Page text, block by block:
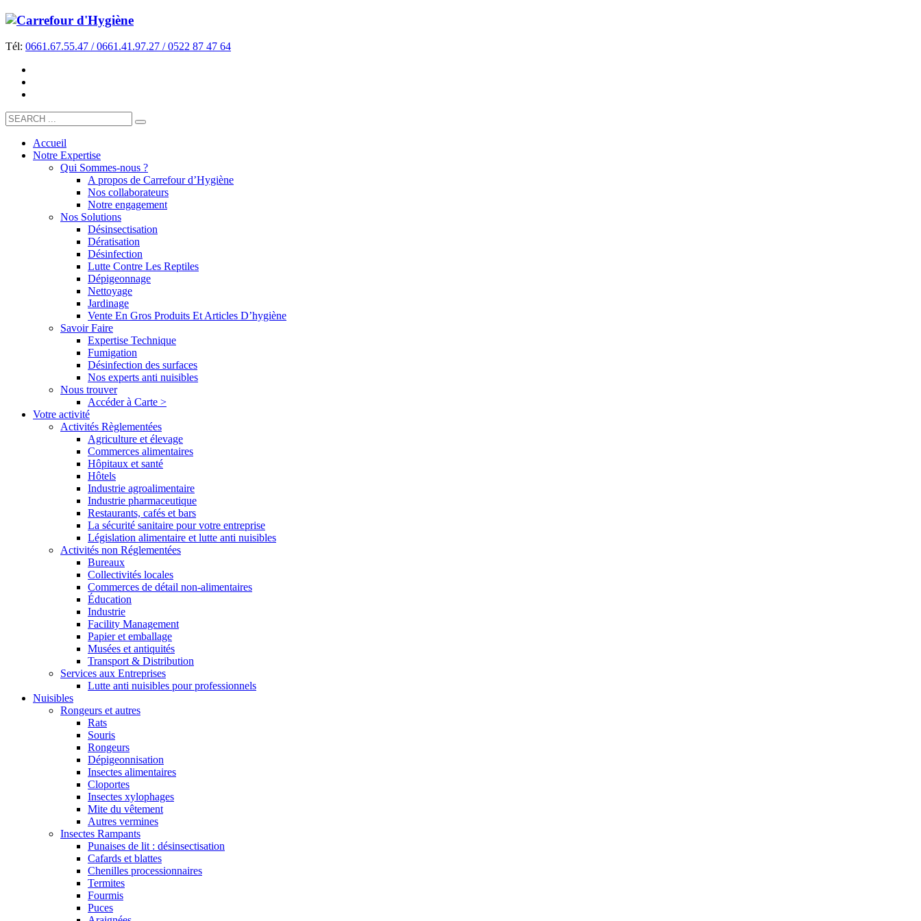
Tél: 0661.67.55.47 / 0661.41.97.27 / 0522 87 47 64
Accueil
Notre Expertise
Qui Sommes-nous ?
A propos de Carrefour d’Hygiène
Nos collaborateurs
Notre engagement
Nos Solutions
Désinsectisation
Dératisation
Désinfection
Lutte Contre Les Reptiles
Dépigeonnage
Nettoyage
Jardinage
Vente En Gros Produits Et Articles D’hygiène
Savoir Faire
Expertise Technique
Fumigation
Désinfection des surfaces
Nos experts anti nuisibles
Nous trouver
Accéder à Carte >
Votre activité
Activités Règlementées
Agriculture et élevage
Commerces alimentaires
Hôpitaux et santé
Hôtels
Industrie agroalimentaire
Industrie pharmaceutique
Restaurants, cafés et bars
La sécurité sanitaire pour votre entreprise
Législation alimentaire et lutte anti nuisibles
Activités non Réglementées
Bureaux
Collectivités locales
Commerces de détail non-alimentaires
Éducation
Industrie
Facility Management
Papier et emballage
Musées et antiquités
Transport & Distribution
Services aux Entreprises
Lutte anti nuisibles pour professionnels
Nuisibles
Rongeurs et autres
Rats
Souris
Rongeurs
Dépigeonnisation
Insectes alimentaires
Cloportes
Insectes xylophages
Mite du vêtement
Autres vermines
Insectes Rampants
Punaises de lit : désinsectisation
Cafards et blattes
Chenilles processionnaires
Termites
Fourmis
Puces